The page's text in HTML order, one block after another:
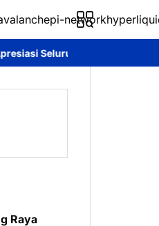
pi-network
Bupati Heriyus Tutup Festival
Raya